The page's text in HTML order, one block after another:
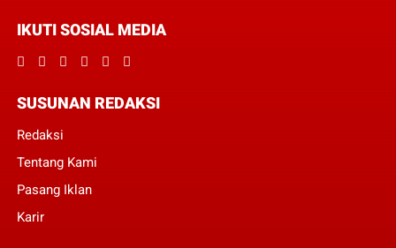
IKUTI SOSIAL MEDIA
SUSUNAN REDAKSI
Redaksi
Tentang Kami
Pasang Iklan
Karir